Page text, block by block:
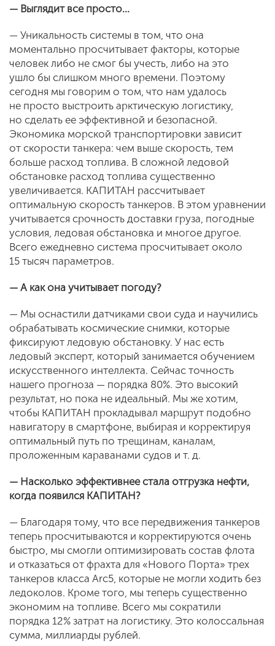
— Выглядит все просто...
— Уникальность системы в том, что она
моментально просчитывает факторы, которые
человек либо не смог бы учесть, либо на это
ушло бы слишком много времени. Поэтому
сегодня мы говорим о том, что нам удалось
не просто выстроить арктическую логистику,
но сделать ее эффективной и безопасной.
Экономика морской транспортировки зависит
от скорости танкера: чем выше скорость, тем
больше расход топлива. В сложной ледовой
обстановке расход топлива существенно
увеличивается. КАПИТАН рассчитывает
оптимальную скорость танкеров. В этом уравнении
учитывается срочность доставки груза, погодные
условия, ледовая обстановка и многое другое.
Всего ежедневно система просчитывает около
15 тысяч параметров.
— А как она учитывает погоду?
— Мы оснастили датчиками свои суда и научились
обрабатывать космические снимки, которые
фиксируют ледовую обстановку. У нас есть
ледовый эксперт, который занимается обучением
искусственного интеллекта. Сейчас точность
нашего прогноза — порядка 80%. Это высокий
результат, но пока не идеальный. Мы же хотим,
чтобы КАПИТАН прокладывал маршрут подобно
навигатору в смартфоне, выбирая и корректируя
оптимальный путь по трещинам, каналам,
проложенным караванами судов и т. д.
— Насколько эффективнее стала отгрузка нефти,
когда появился КАПИТАН?
— Благодаря тому, что все передвижения танкеров
теперь просчитываются и корректируются очень
быстро, мы смогли оптимизировать состав флота
и отказаться от фрахта для «Нового Порта» трех
танкеров класса Arc5, которые не могли ходить без
ледоколов. Кроме того, мы теперь существенно
экономим на топливе. Всего мы сократили
порядка 12% затрат на логистику. Это колоссальная
сумма, миллиарды рублей.